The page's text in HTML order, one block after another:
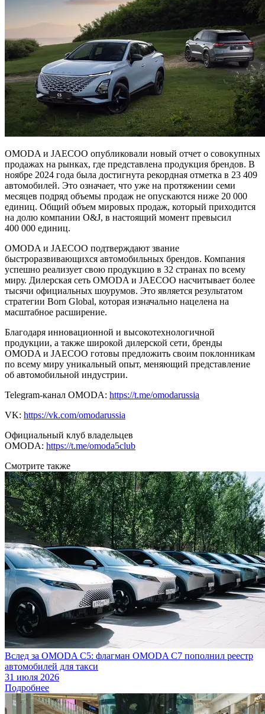
OMODA и JAECOO опубликовали новый отчет о совокупных
продажах на рынках, где представлена продукция брендов. В
ноябре 2024 года была достигнута рекордная отметка в 23 409
автомобилей. Это означает, что уже на протяжении семи
месяцев подряд объемы продаж не опускаются ниже 20 000
единиц. Общий объем мировых продаж, который приходится
на долю компании O&J, в настоящий момент превысил
400 000 единиц.
OMODA и JAECOO подтверждают звание
быстроразвивающихся автомобильных брендов. Компания
успешно реализует свою продукцию в 32 странах по всему
миру. Дилерская сеть OMODA и JAECOO насчитывает более
тысячи официальных шоурумов. Это является результатом
стратегии Born Global, которая изначально нацелена на
масштабное расширение.
Благодаря инновационной и высокотехнологичной
продукции, а также широкой дилерской сети, бренды
OMODA и JAECOO готовы предложить своим поклонникам
по всему миру уникальный опыт, меняющий представление
об автомобильной индустрии.
Telegram-канал OMODA: https://t.me/omodarussia
VK: https://vk.com/omodarussia
Официальный клуб владельцев
OMODA: https://t.me/omoda5club
Смотрите также
Вслед за OMODA C5: флагман OMODA C7 пополнил реестр
автомобилей для такси
31 июля 2026
Подробнее